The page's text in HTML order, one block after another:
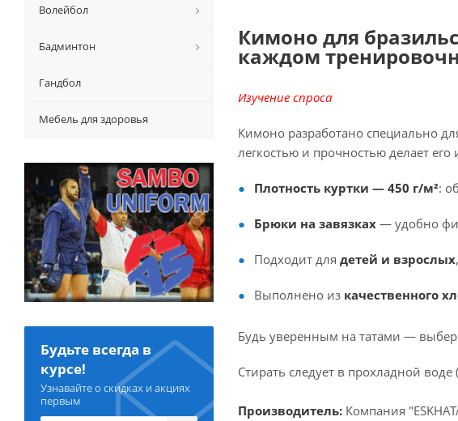
Кимоно для
каждом
Изучение спроса
Кимоно разработано специально
легкостью и прочностью делает
Плотность куртки — 450 г/м²:
Брюки на завязках — удобно
Подходит для детей и взрослых,
Выполнено из качественного
Будь уверенным на татами —
Стирать следует в прохладной
Производитель: Компания
Волейбол
Бадминтон
Гандбол
Мебель для здоровья
Будьте всегда в
курсе!
Узнавайте о скидках и акциях
первым